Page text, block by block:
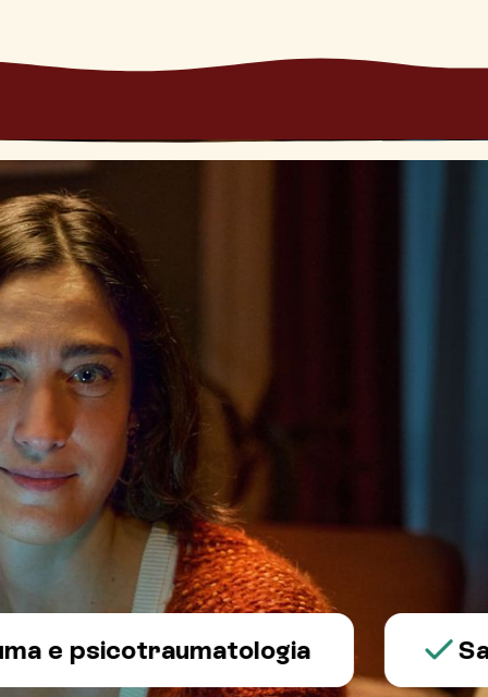
psicotraumatologia Salute